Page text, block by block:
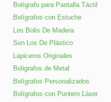
Bolígrafo para Pantalla Táctil
Bolígrafos con Estuche
Los Bolis De Madera
Son Los De Plástico
Lapiceros Originales
Boligrafos de Metal
Bolígrafos Personalizados
Bolígrafos con Puntero Láser